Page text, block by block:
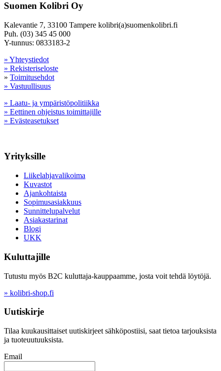
Suomen Kolibri Oy
Kalevantie 7, 33100 Tampere kolibri(a)suomenkolibri.fi
Puh. (03) 345 45 000
Y-tunnus: 0833183-2
» Yhteystiedot
» Rekisteriseloste
» Toimitusehdot
» Vastuullisuus
» Laatu- ja ympäristöpolitiikka
» Eettinen ohjeistus toimittajille
» Evästeasetukset
Yrityksille
Liikelahjavalikoima
Kuvastot
Ajankohtaista
Sopimusasiakkuus
Sunnittelupalvelut
Asiakastarinat
Blogi
UKK
Kuluttajille
Tutustu myös B2C kuluttaja-kauppaamme, josta voit tehdä löytöjä.
» kolibri-shop.fi
Uutiskirje
Tilaa kuukausittaiset uutiskirjeet sähköpostiisi, saat tietoa tarjouksista
ja tuoteuutuuksista.
Email